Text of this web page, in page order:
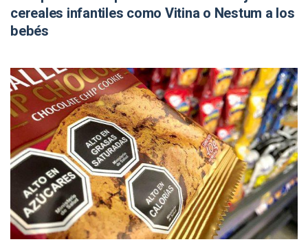
cereales infantiles como Vitina o Nestum a los
bebés